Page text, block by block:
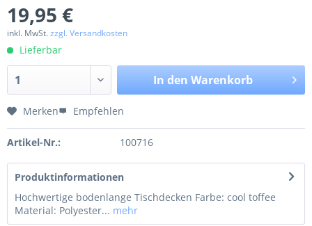
19,95 €
inkl. MwSt.zzgl. Versandkosten
Lieferbar
In den Warenkorb
Merken Empfehlen
Artikel-Nr.: 100716
Produktinformationen
Hochwertige bodenlange Tischdecken Farbe: cool toffee
Material: Polyester... mehr